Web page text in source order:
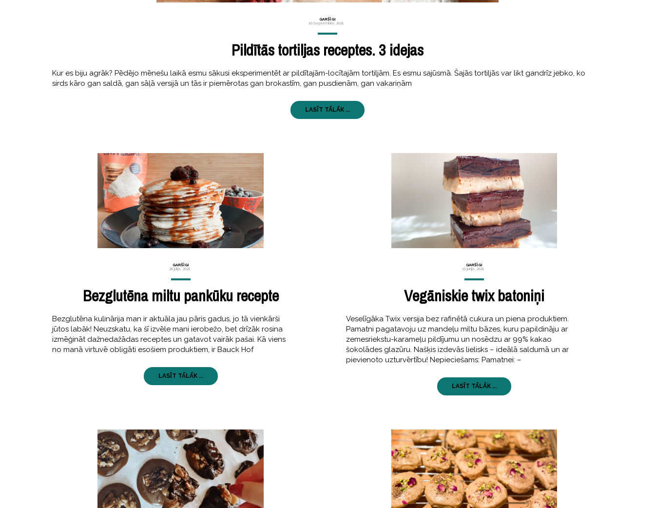
GARŠĪGI
10 Septembris, 2021
Pildītās tortiljas receptes. 3 idejas
Kur es biju agrāk? Pēdējo mēnešu laikā esmu sākusi eksperimentēt ar pildītajām-locītajām tortiljām. Es esmu sajūsmā. Šajās tortiljās var likt gandrīz jebko, ko
sirds kāro gan saldā, gan sāļā versijā un tās ir piemērotas gan brokastīm, gan pusdienām, gan vakariņām
LASĪT TĀLĀK ...
GARŠĪGI
28 jūlijs, 2021
Bezglutēna miltu pankūku recepte
Bezglutēna kulinārija man ir aktuāla jau pāris gadus, jo tā vienkārši
jūtos labāk! Neuzskatu, ka šī izvēle mani ierobežo, bet drīzāk rosina
izmēģināt dažnedažādas receptes un gatavot vairāk pašai. Kā viens
no manā virtuvē obligāti esošiem produktiem, ir Bauck Hof
LASĪT TĀLĀK ...
GARŠĪGI
10 jūnijs, 2021
Vegāniskie twix batoniņi
Veselīgāka Twix versija bez rafinētā cukura un piena produktiem.
Pamatni pagatavoju uz mandeļu miltu bāzes, kuru papildināju ar
zemesriekstu-karameļu pildījumu un nosēdzu ar 99% kakao
šokolādes glazūru. Našķis izdevās lielisks – ideālā saldumā un ar
pievienoto uzturvērtību! Nepieciešams: Pamatnei: –
LASĪT TĀLĀK ...